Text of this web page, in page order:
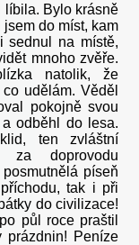
líbila. Bylo krásně
do míst, kam
sednul na místě,
mnoho zvěře.
natolik, že
udělám. Věděl
pokojně svou
odběhl do lesa.
ten zvláštní
za doprovodu
píseň
tak i při
do civilizace!
půl roce praštil
Peníze